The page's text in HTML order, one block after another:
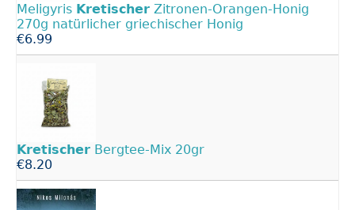
Meligyris Kretischer Zitronen-Orangen-Honig
270g natürlicher griechischer Honig
€6.99
Kretischer Bergtee-Mix 20gr
€8.20